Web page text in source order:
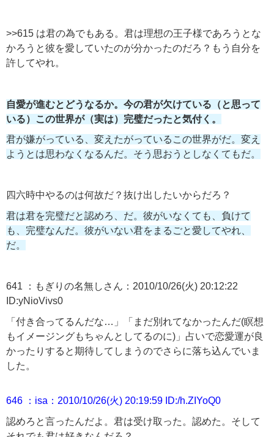
>>615 は君の為でもある。君は理想の王子様であろうとな
かろうと彼を愛していたのが分かったのだろ？もう自分を
許してやれ。
自愛が進むとどうなるか。今の君が欠けている（と思って
いる）この世界が（実は）完璧だったと気付く。
君が嫌がっている、変えたがっているこの世界がだ。変え
ようとは思わなくなるんだ。そう思おうとしなくてもだ。
四六時中やるのは何故だ？抜け出したいからだろ？
君は君を完璧だと認めろ、だ。彼がいなくても、負けて
も、完璧なんだ。彼がいない君をまるごと愛してやれ、
だ。
641 ：もぎりの名無しさん：2010/10/26(火) 20:12:22
ID:yNioVivs0
「付き合ってるんだな…」「まだ別れてなかったんだ(瞑想
もイメージングもちゃんとしてるのに)」占いで恋愛運が良
かったりすると期待してしまうのでさらに落ち込んでいま
した。
646 ：isa：2010/10/26(火) 20:19:59 ID:/h.ZIYoQ0
認めろと言ったんだよ。君は受け取った。認めた。そして